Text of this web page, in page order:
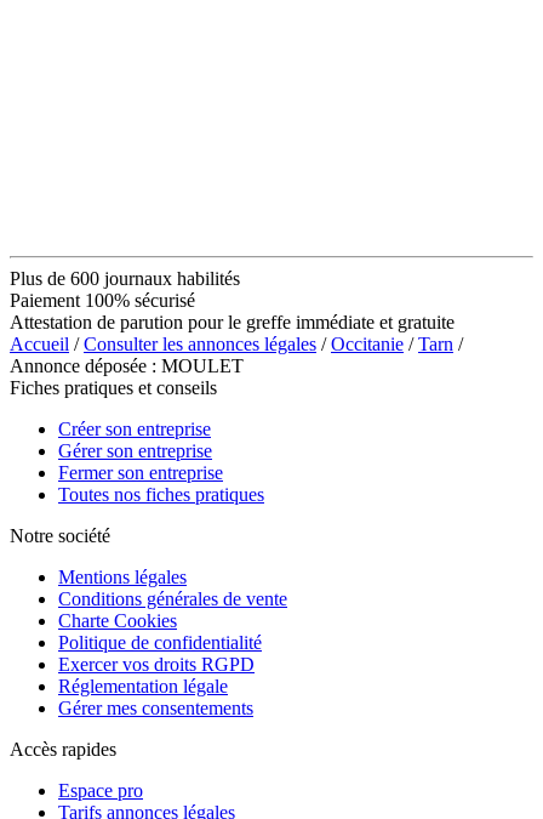
Plus de 600 journaux habilités
Paiement 100% sécurisé
Attestation de parution pour le greffe immédiate et gratuite
Accueil /Consulter les annonces légales /Occitanie /Tarn /
Annonce déposée : MOULET
Fiches pratiques et conseils
Créer son entreprise
Gérer son entreprise
Fermer son entreprise
Toutes nos fiches pratiques
Notre société
Mentions légales
Conditions générales de vente
Charte Cookies
Politique de confidentialité
Exercer vos droits RGPD
Réglementation légale
Gérer mes consentements
Accès rapides
Espace pro
Tarifs annonces légales